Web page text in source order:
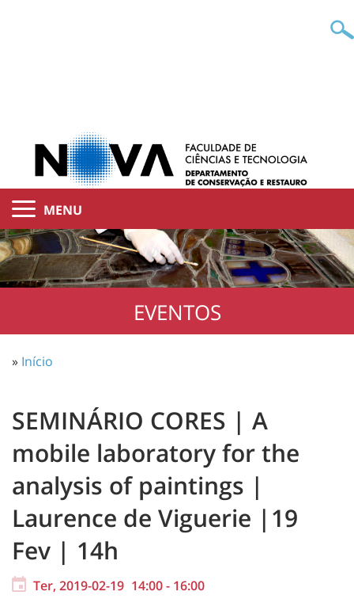
MENU
EVENTOS
» Início
SEMINÁRIO CORES | A
mobile laboratory for the
analysis of paintings |
Laurence de Viguerie |19
Fev | 14h
Ter, 2019-02-19 14:00- 16:00